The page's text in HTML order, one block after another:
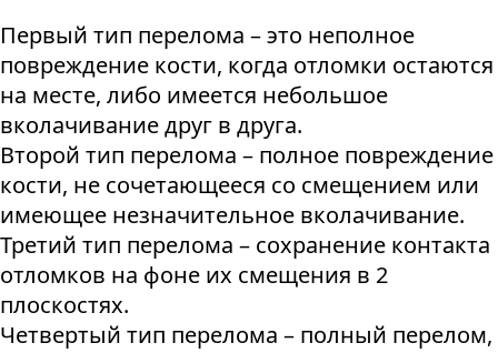
Первый тип перелома – это неполное
повреждение кости, когда отломки остаются
на месте, либо имеется небольшое
вколачивание друг в друга.
Второй тип перелома – полное повреждение
кости, не сочетающееся со смещением или
имеющее незначительное вколачивание.
Третий тип перелома – сохранение контакта
отломков на фоне их смещения в 2
плоскостях.
Четвертый тип перелома – полный перелом,